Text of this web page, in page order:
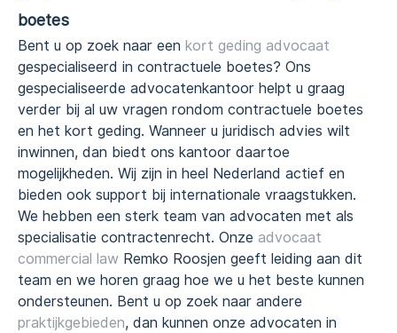
boetes
Bent u op zoek naar een kort geding advocaat
gespecialiseerd in contractuele boetes? Ons
gespecialiseerde advocatenkantoor helpt u graag
verder bij al uw vragen rondom contractuele boetes
en het kort geding. Wanneer u juridisch advies wilt
inwinnen, dan biedt ons kantoor daartoe
mogelijkheden. Wij zijn in heel Nederland actief en
bieden ook support bij internationale vraagstukken.
We hebben een sterk team van advocaten met als
specialisatie contractenrecht. Onze advocaat
commercial law Remko Roosjen geeft leiding aan dit
team en we horen graag hoe we u het beste kunnen
ondersteunen. Bent u op zoek naar andere
praktijkgebieden, dan kunnen onze advocaten in